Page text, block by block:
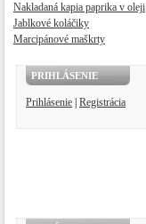
Nakladaná kapia paprika v oleji
Jablkové koláčiky
Marcipánové maškrty
PRIHLÁSENIE
Prihlásenie Registrácia